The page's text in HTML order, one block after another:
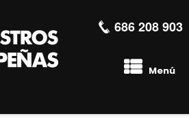
Menú
686 208 903